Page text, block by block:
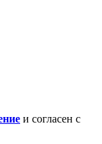
и согласен с